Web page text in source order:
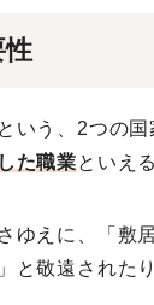
性
いう、2つの
た職業といえ
ゆえに、「敷
と敬遠された